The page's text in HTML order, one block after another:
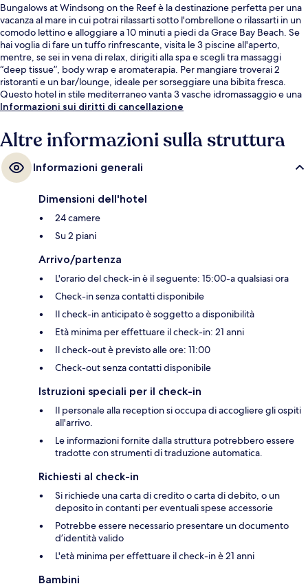
Bungalows at Windsong on the Reef è la destinazione perfetta per una
vacanza al mare in cui potrai rilassarti sotto l'ombrellone o rilassarti in un
comodo lettino e alloggiare a 10 minuti a piedi da Grace Bay Beach. Se
hai voglia di fare un tuffo rinfrescante, visita le 3 piscine all'aperto,
mentre, se sei in vena di relax, dirigiti alla spa e scegli tra massaggi
“deep tissue”, body wrap e aromaterapia. Per mangiare troverai 2
ristoranti e un bar/lounge, ideale per sorseggiare una bibita fresca.
Questo hotel in stile mediterraneo vanta 3 vasche idromassaggio e una
palestra aperta giorno e notte, oltre a dotazioni nelle camere come
Informazioni sui diritti di cancellazione
Altre informazioni sulla struttura
Informazioni generali
Dimensioni dell'hotel
24 camere
Su 2 piani
Arrivo/partenza
L'orario del check-in è il seguente: 15:00-a qualsiasi ora
Check-in senza contatti disponibile
Il check-in anticipato è soggetto a disponibilità
Età minima per effettuare il check-in: 21 anni
Il check-out è previsto alle ore: 11:00
Check-out senza contatti disponibile
Istruzioni speciali per il check-in
Il personale alla reception si occupa di accogliere gli ospiti
all'arrivo.
Le informazioni fornite dalla struttura potrebbero essere
tradotte con strumenti di traduzione automatica.
Richiesti al check-in
Si richiede una carta di credito o carta di debito, o un
deposito in contanti per eventuali spese accessorie
Potrebbe essere necessario presentare un documento
d’identità valido
L'età minima per effettuare il check-in è 21 anni
Bambini